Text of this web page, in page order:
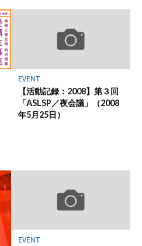
EVENT
【活動記録：2008】第３回
「ASLSP／夜会議」（2008
年5月25日）
EVENT